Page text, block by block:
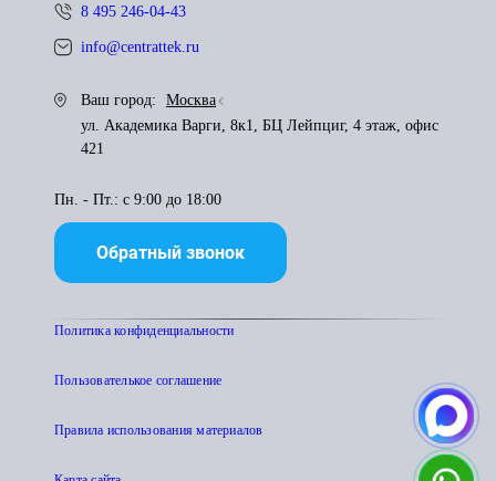
8 495 246-04-43
info@centrattek.ru
Ваш город:
Москва
ул. Академика Варги, 8к1, БЦ Лейпциг, 4 этаж, офис
421
Пн. - Пт.: с 9:00 до 18:00
Обратный звонок
Политика конфиденциальности
Пользователькое соглашение
Правила использования материалов